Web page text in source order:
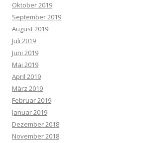
Oktober 2019
September 2019
August 2019
Juli 2019
Juni 2019
Mai 2019
April 2019
März 2019
Februar 2019
Januar 2019
Dezember 2018
November 2018